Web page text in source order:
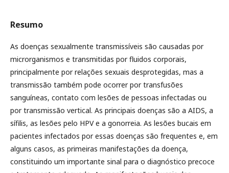
Resumo
As doenças sexualmente transmissíveis são causadas por
microrganismos e transmitidas por fluidos corporais,
principalmente por relações sexuais desprotegidas, mas a
transmissão também pode ocorrer por transfusões
sanguíneas, contato com lesões de pessoas infectadas ou
por transmissão vertical. As principais doenças são a AIDS, a
sífilis, as lesões pelo HPV e a gonorreia. As lesões bucais em
pacientes infectados por essas doenças são frequentes e, em
alguns casos, as primeiras manifestações da doença,
constituindo um importante sinal para o diagnóstico precoce